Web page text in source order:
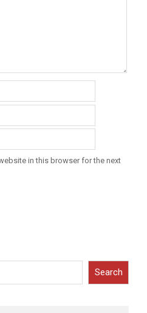
in this browser for the next
Search